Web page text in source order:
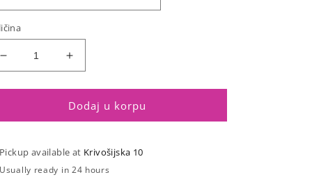
Smanji
količinu
za
candy
Povećaj
količinu
za
Bikini
candy
Dodaj u korpu
Pickup available at Krivošijska 10
Usually ready in 24 hours